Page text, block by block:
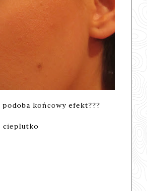
podoba końcowy efekt???
cieplutko